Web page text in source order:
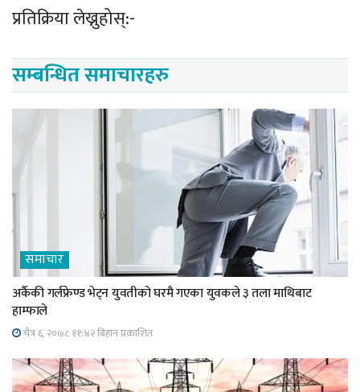
प्रतिक्रिया लेख्नुहोस्:-
सम्बन्धित समाचारहरु
समाचार
अर्कैकी गर्लफ्रेण्ड भेट्न युवतीको घरमै गएका युवकले ३ तला माथिबाट
हाम्फाले
चैत्र ६, २०७८ ११;४२ बिहान प्रकाशित